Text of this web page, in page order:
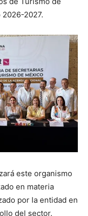
2027.
este organismo
en materia
por la entidad en
del sector.